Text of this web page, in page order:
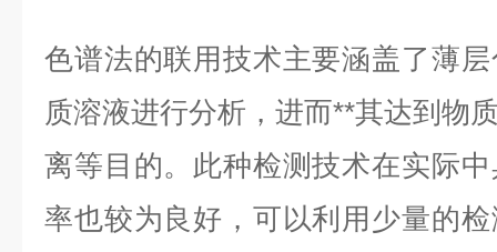
色谱法的联用技术主要涵盖了薄
质溶液进行分析，进而**其达到物
离等目的。此种检测技术在实际
率也较为良好，可以利用少量的